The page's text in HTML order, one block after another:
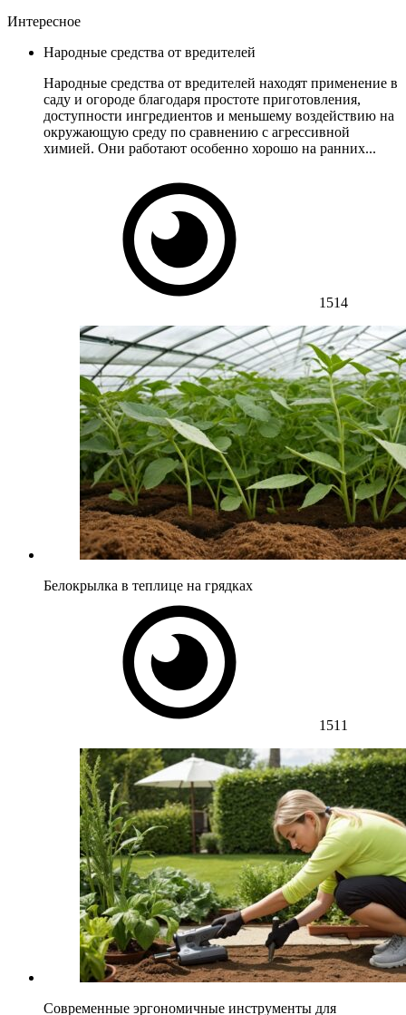
Интересное
Народные средства от вредителей
Народные средства от вредителей находят применение в
саду и огороде благодаря простоте приготовления,
доступности ингредиентов и меньшему воздействию на
окружающую среду по сравнению с агрессивной
химией. Они работают особенно хорошо на ранних...
1514
Белокрылка в теплице на грядках
1511
Современные эргономичные инструменты для